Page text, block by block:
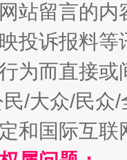
站留言的内
投诉报料
为而直接
/大众/民
和国际互